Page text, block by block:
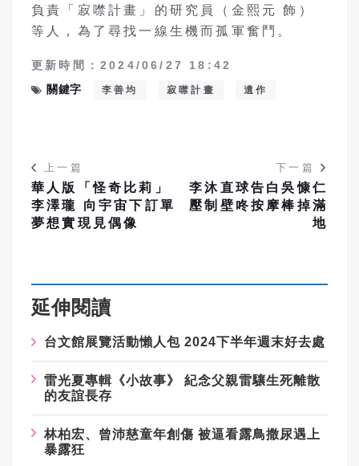
負責「寂噤計畫」的研究員（金熙元 飾）
等人，為了尋找一線生機而孤軍奮鬥。
更新時間：2024/06/27 18:42
關鍵字
李善均 寂噤計畫 遺作
上一篇
華人版「怪奇比莉」
李澤瓏 向宇宙下訂單
夢想實現見偶像
下一篇
李沐直球告白吳慷仁
壓制壁咚按摩棒掉滿
地
延伸閱讀
台文館展覽活動懶人包 2024下半年週末好去處
雷光夏專輯《小故事》 紀念父親雷驤生死離散
的友誼長存
林柏宏、曾沛慈童年創傷 被逼看露鳥撒尿遇上
暴露狂